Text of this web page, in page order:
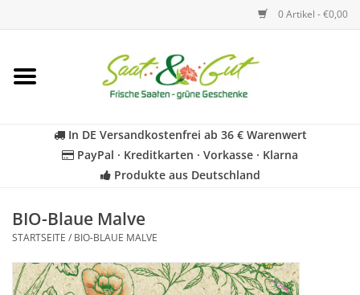
0 Artikel - €0,00
Startseite
Kräuter
In DE Versandkostenfrei ab 36 € Warenwert
PayPal · Kreditkarten · Vorkasse · Klarna
Produkte aus Deutschland
BIO-Blaue Malve
STARTSEITE / BIO-BLAUE MALVE